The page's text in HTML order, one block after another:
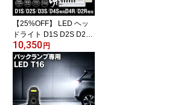
【25%OFF】 LED ヘッ
ドライト D1S D2S D2R
D3S D4S D4R 車検対応
信玄 兜 純正HIDをLEDヘ
ッドライトに 純正交換 6
000K 実測値12640lm キ
ャンセラー機能付 ハイフ
ラ解消機能付 ドライバー
10,350 円